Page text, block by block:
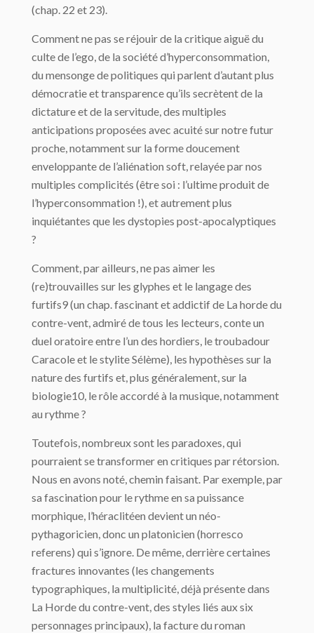
(chap. 22 et 23).
Comment ne pas se réjouir de la critique aiguë du
culte de l’ego, de la société d’hyperconsommation,
du mensonge de politiques qui parlent d’autant plus
démocratie et transparence qu’ils secrètent de la
dictature et de la servitude, des multiples
anticipations proposées avec acuité sur notre futur
proche, notamment sur la forme doucement
enveloppante de l’aliénation soft, relayée par nos
multiples complicités (être soi : l’ultime produit de
l’hyperconsommation !), et autrement plus
inquiétantes que les dystopies post-apocalyptiques
?
Comment, par ailleurs, ne pas aimer les
(re)trouvailles sur les glyphes et le langage des
furtifs9 (un chap. fascinant et addictif de La horde du
contre-vent, admiré de tous les lecteurs, conte un
duel oratoire entre l’un des hordiers, le troubadour
Caracole et le stylite Sélème), les hypothèses sur la
nature des furtifs et, plus généralement, sur la
biologie10, le rôle accordé à la musique, notamment
au rythme ?
Toutefois, nombreux sont les paradoxes, qui
pourraient se transformer en critiques par rétorsion.
Nous en avons noté, chemin faisant. Par exemple, par
sa fascination pour le rythme en sa puissance
morphique, l’héraclitéen devient un néo-
pythagoricien, donc un platonicien (horresco
referens) qui s’ignore. De même, derrière certaines
fractures innovantes (les changements
typographiques, la multiplicité, déjà présente dans
La Horde du contre-vent, des styles liés aux six
personnages principaux), la facture du roman